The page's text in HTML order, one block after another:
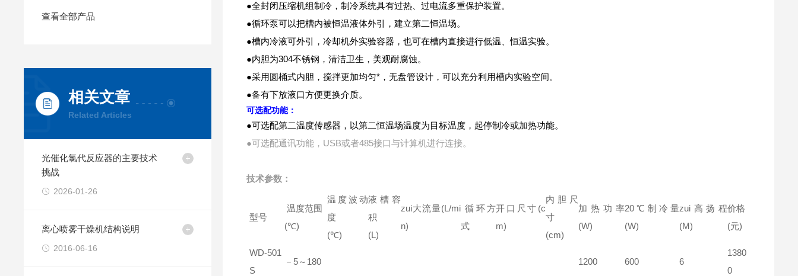
查看全部产品
相关文章
Related Articles
光催化氯代反应器的主要技术
挑战
2026-01-26
离心喷雾干燥机结构说明
2016-06-16
●全封闭压缩机组制冷，制冷系统具有过热、过电流多重保护装置。
●循环泵可以把槽内被恒温液体外引，建立第二恒温场。
●槽内冷液可外引，冷却机外实验容器，也可在槽内直接进行低温、恒温实验。
●内胆为304不锈钢，清洁卫生，美观耐腐蚀。
●采用圆桶式内胆，搅拌更加均匀*，无盘管设计，可以充分利用槽内实验空间。
●备有下放液口方便更换介质。
可选配功能：
●可选配第二温度传感器，以第二恒温场温度为目标温度，起停制冷或加热功能。
●可选配通讯功能，USB或者485接口与计算机进行连接。
技术参数：
型号
温度范围
(℃)
温度波动
度
(℃)
液槽容
积
(L)
zui大流量(L/mi
n)
循环方
式
开口尺寸(c
m)
内胆尺
寸
(cm)
加热功率
(W)
20℃制冷量
(W)
zui高扬程
(M)
价格
(元)
WD-501
S
－5～180 1200 600 6
1380
0